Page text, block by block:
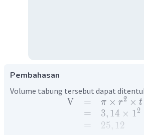
Pembahasan
Volume tabung tersebut dapat
V
=
=
=
π × r2 × t
3, 14 × 12
25, 12